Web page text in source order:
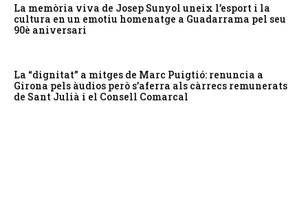
La memòria viva de Josep Sunyol uneix l’esport i la
cultura en un emotiu homenatge a Guadarrama pel seu
90è aniversari
La “dignitat” a mitges de Marc Puigtió: renuncia a
Girona pels àudios però s’aferra als càrrecs remunerats
de Sant Julià i el Consell Comarcal